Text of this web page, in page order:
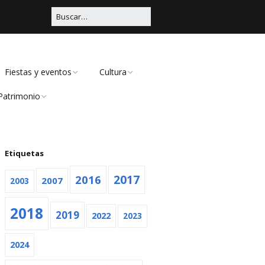
Fiestas y eventos
Carnaval
Feria
Navidad
Otras
Cultura
Religioso
Etiquetas
2003 2007 2016 2017
2018 2019 2022 2023
2024